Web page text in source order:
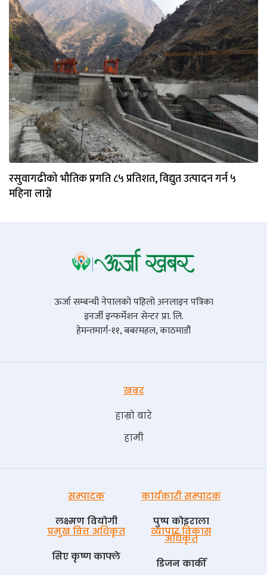
रसुवागढीको भौतिक प्रगति ८५ प्रतिशत, विद्युत उत्पादन गर्न ५
महिना लाग्ने
ऊर्जा सम्बन्धी नेपालको पहिलो अनलाइन पत्रिका
इनर्जी इन्फर्मेशन सेन्टर प्रा. लि.
हेमन्तमार्ग-११, बबरमहल, काठमाडौं
खबर
हाम्रो बारे
हामी
सम्पादक
लक्ष्मण वियोगी
कार्यकारी सम्पादक
पुष्प काेइराला
प्रमुख वित्त अधिकृत
सिए कृष्ण काफ्ले
व्यापार विकास
अधिकृत
डिजन कार्की